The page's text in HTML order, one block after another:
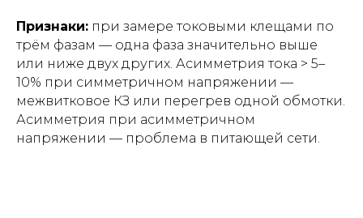
Признаки: при замере токовыми клещами по
трём фазам — одна фаза значительно выше
или ниже двух других. Асимметрия тока > 5–
10% при симметричном напряжении —
межвитковое КЗ или перегрев одной обмотки.
Асимметрия при асимметричном
напряжении — проблема в питающей сети.